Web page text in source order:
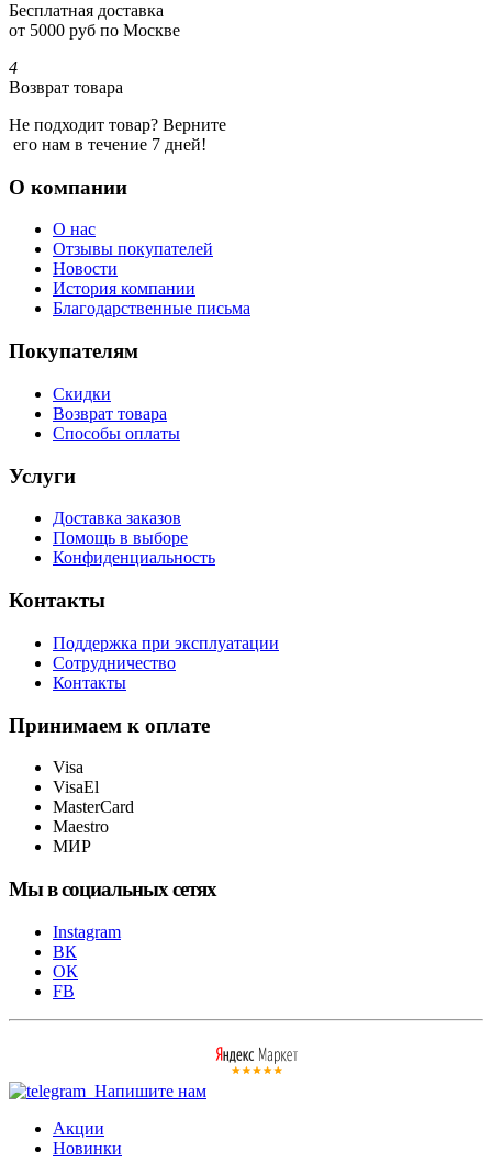
Бесплатная доставка
от 5000 руб по Москве
4
Возврат товара
Не подходит товар? Верните
его нам в течение 7 дней!
О компании
О нас
Отзывы покупателей
Новости
История компании
Благодарственные письма
Покупателям
Скидки
Возврат товара
Способы оплаты
Услуги
Доставка заказов
Помощь в выборе
Конфиденциальность
Контакты
Поддержка при эксплуатации
Сотрудничество
Контакты
Принимаем к оплате
Visa
VisaEl
MasterCard
Maestro
МИР
Мы в социальных сетях
Instagram
ВК
ОК
FB
Напишите нам
Акции
Новинки